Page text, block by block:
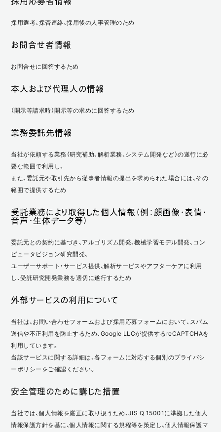
採用選考、採否連絡、採用後の人事管理のため
お問合せ者情報
お問合せに回答するため
本人および代理人の情報
（開示等請求時）開示等の求めに回答するため
業務委託先情報
当社が依頼する業務（研究補助、解析業務、システム開発など）の遂行に必
要な範囲で利用し、
また、委託元や取引先から従事者情報の提出を求められた場合には、その
範囲で提供するため
受託業務により取得した個人情報（例：顔画像・表情・
音声・生体データ等）
委託元との契約に基づき、アルゴリズム開発、機械学習モデル開発、コン
ピュータビジョン研究開発、
ユーザーサポート・サービス提供、解析サービスやアフターケアに利用
し、受託研究開発業務を適切に遂行するため
外部サービスの利用について
当社は、お問い合わせフォームおよび採用応募フォームにおいて、スパム
送信や不正利用を防止するため、Google LLCが提供するreCAPTCHAを
利用しています。
当該サービスに関する詳細は、各フォームに対応する個別のプライバシ
ーポリシーをご確認ください。
安全管理のために講じた措置
当社では、個人情報を厳正に取り扱うため、JIS Q 15001に準拠した個人
情報保護方針を基に、個人情報に関する規程等を策定し、個人情報保護マ